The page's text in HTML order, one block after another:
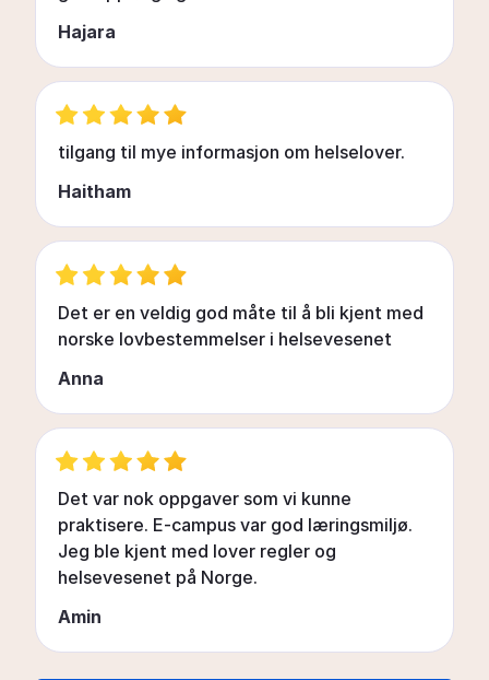
Course fee:
Hajara
tilgang til mye informasjon om helselover.
Haitham
Det er en veldig god måte til å bli kjent med
norske lovbestemmelser i helsevesenet
Anna
Det var nok oppgaver som vi kunne
praktisere. E-campus var god læringsmiljø.
Jeg ble kjent med lover regler og
helsevesenet på Norge.
Amin